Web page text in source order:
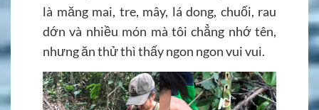
là măng mai, tre, mây, lá dong, chuối, rau
dớn và nhiều món mà tôi chẳng nhớ tên,
nhưng ăn thử thì thấy ngon ngon vui vui.